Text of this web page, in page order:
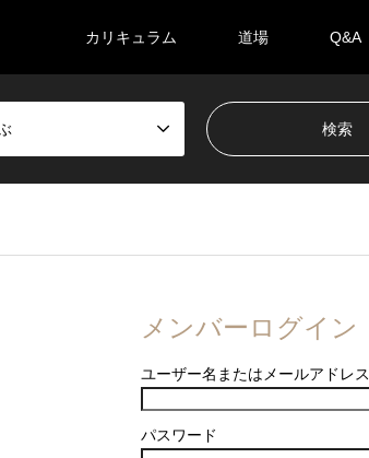
カリキュラム 道場 Q&A
メンバーログイン
ユーザー名またはメールアドレス
パスワード